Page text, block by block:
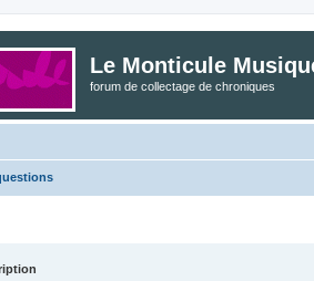
Le Monticule
forum de collectage de chroniques